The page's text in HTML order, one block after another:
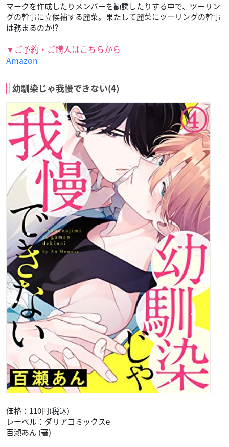
マークを作成したりメンバーを勧誘したりする中で、ツーリン
グの幹事に立候補する麗菜。果たして麗菜にツーリングの幹事
は務まるのか!?
▼ご予約・ご購入はこちらから
Amazon
幼馴染じゃ我慢できない(4)
価格：110円(税込)
レーベル：ダリアコミックスe
百瀬あん (著)